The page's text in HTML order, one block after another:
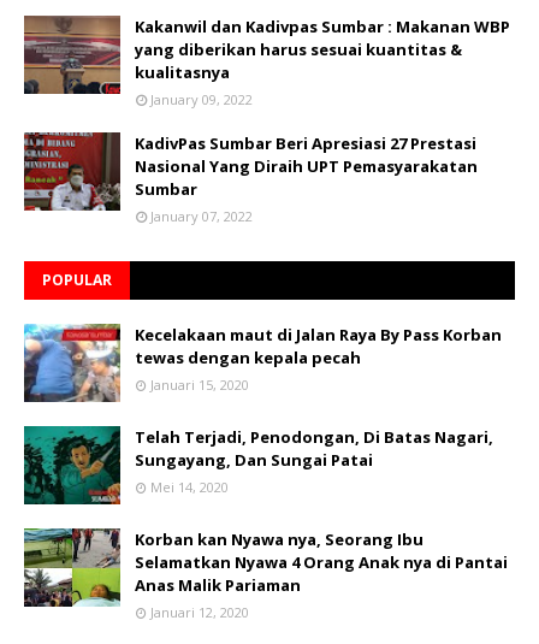
Kakanwil dan Kadivpas Sumbar : Makanan WBP
yang diberikan harus sesuai kuantitas &
kualitasnya
January 09, 2022
KadivPas Sumbar Beri Apresiasi 27 Prestasi
Nasional Yang Diraih UPT Pemasyarakatan
Sumbar
January 07, 2022
POPULAR
Kecelakaan maut di Jalan Raya By Pass Korban
tewas dengan kepala pecah
Januari 15, 2020
Telah Terjadi, Penodongan, Di Batas Nagari,
Sungayang, Dan Sungai Patai
Mei 14, 2020
Korban kan Nyawa nya, Seorang Ibu
Selamatkan Nyawa 4 Orang Anak nya di Pantai
Anas Malik Pariaman
Januari 12, 2020